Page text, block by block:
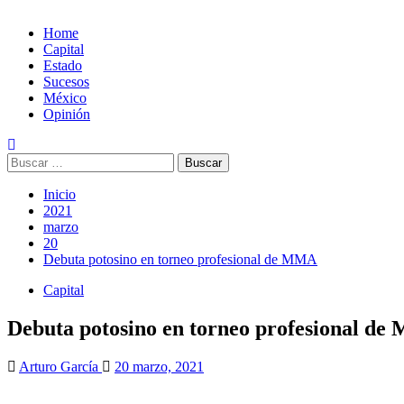
Home
Capital
Estado
Sucesos
México
Opinión
Buscar:
Inicio
2021
marzo
20
Debuta potosino en torneo profesional de MMA
Capital
Debuta potosino en torneo profesional de
Arturo García 20 marzo, 2021